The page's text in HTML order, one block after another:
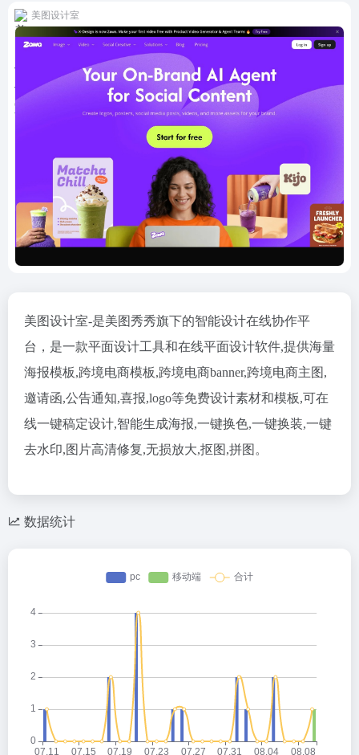
美图设计室
美图设计室-是美图秀秀旗下的智能设计在线协作平
台，是一款平面设计工具和在线平面设计软件,提供海量
海报模板,跨境电商模板,跨境电商banner,跨境电商主图,
邀请函,公告通知,喜报,logo等免费设计素材和模板,可在
线一键稿定设计,智能生成海报,一键换色,一键换装,一键
去水印,图片高清修复,无损放大,抠图,拼图。
数据统计